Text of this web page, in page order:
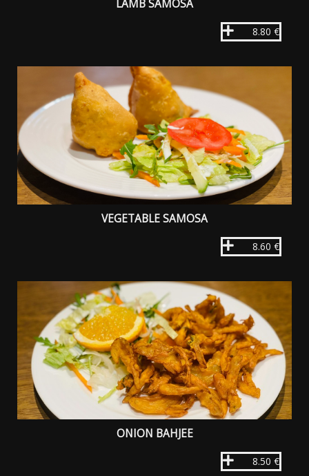
LAMB SAMOSA
8.80 €
VEGETABLE SAMOSA
8.60 €
ONION BAHJEE
8.50 €